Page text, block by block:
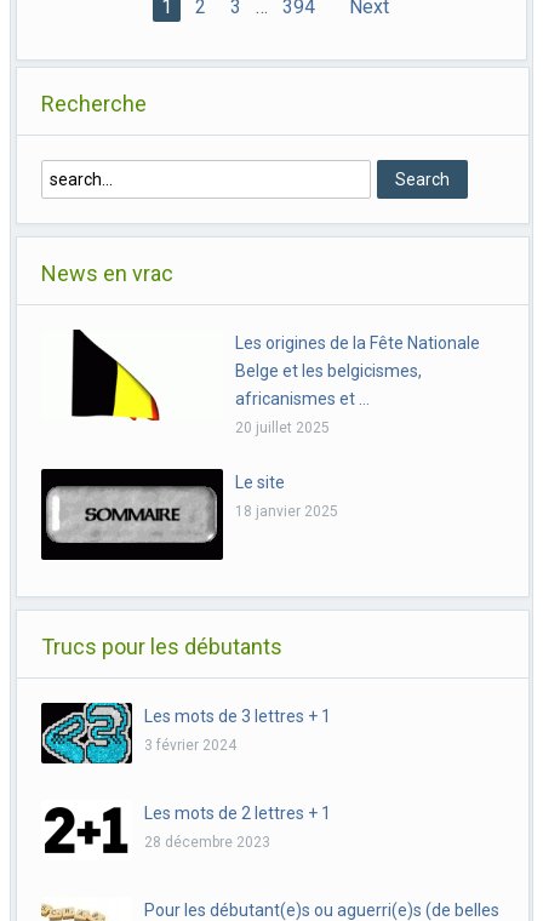
1 2 3 … 394 Next
Recherche
News en vrac
Les origines de la Fête Nationale
Belge et les belgicismes,
africanismes et …
20 juillet 2025
Le site
18 janvier 2025
Trucs pour les débutants
Les mots de 3 lettres + 1
3 février 2024
Les mots de 2 lettres + 1
28 décembre 2023
Pour les débutant(e)s ou aguerri(e)s (de belles